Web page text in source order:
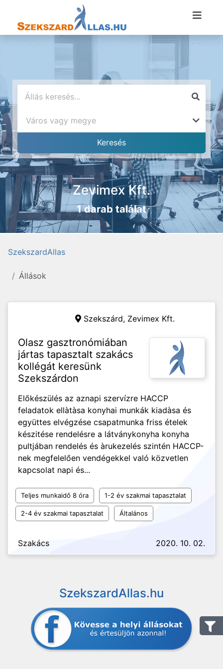
Zevimex Kft.
1 darab találat
SzekszardAllas
Állások
Szekszárd, Zevimex Kft.
Olasz gasztronómiában
jártas tapasztalt szakács
kollégát keresünk
Szekszárdon
Előkészülés az aznapi szervízre HACCP
feladatok ellàtàsa konyhai munkák kiadàsa és
együttes elvégzése csapatmunka friss ételek
készitése rendelésre a látványkonyha konyha
pultjában rendelés és àrukezelés szintén HACCP-
nek megfelelően vendégekkel való közvetlen
kapcsolat napi és...
Teljes munkaidő 8 óra 1-2 év szakmai tapasztalat
2-4 év szakmai tapasztalat Általános
Szakács 2020. 10. 02.
SzekszardAllas.hu